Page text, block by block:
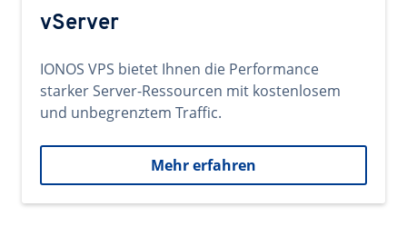
vServer
IONOS VPS bietet Ihnen die Performance
starker Server-Ressourcen mit kostenlosem
und unbegrenztem Traffic.
Mehr erfahren